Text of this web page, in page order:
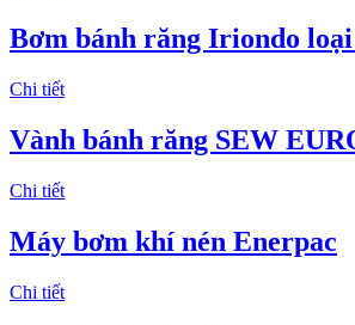
Bơm bánh răng Iriondo
Chi tiết
Vành bánh răng SEW
Chi tiết
Máy bơm khí nén Enerpac
Chi tiết